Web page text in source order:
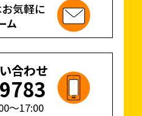
気軽に
ム
合わせ
〜17:00